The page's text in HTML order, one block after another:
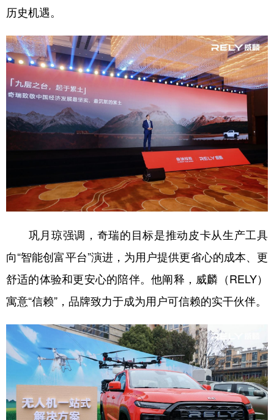
多语种频道
Русский язык 日本語 한국어
Deutsch
历史机遇。
巩月琼强调，奇瑞的目标是推动皮卡从生产工具
向“智能创富平台”演进，为用户提供更省心的成本、更
舒适的体验和更安心的陪伴。他阐释，威麟（RELY）
寓意“信赖”，品牌致力于成为用户可信赖的实干伙伴。